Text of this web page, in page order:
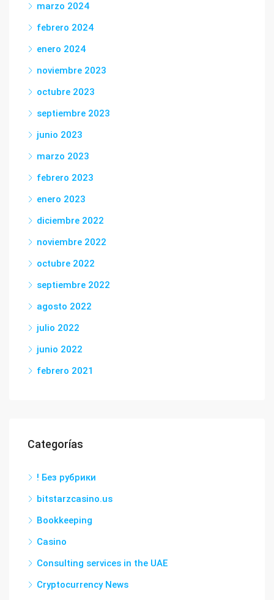
marzo 2024
febrero 2024
enero 2024
noviembre 2023
octubre 2023
septiembre 2023
junio 2023
marzo 2023
febrero 2023
enero 2023
diciembre 2022
noviembre 2022
octubre 2022
septiembre 2022
agosto 2022
julio 2022
junio 2022
febrero 2021
Categorías
! Без рубрики
bitstarzcasino.us
Bookkeeping
Casino
Consulting services in the UAE
Cryptocurrency News